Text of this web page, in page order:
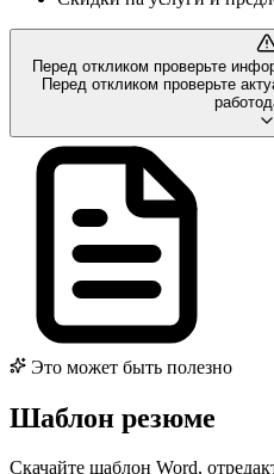
Перед откликом проверьте
Перед откликом проверьте
Это может быть полезно
Шаблон резюме
Скачайте шаблон Word,